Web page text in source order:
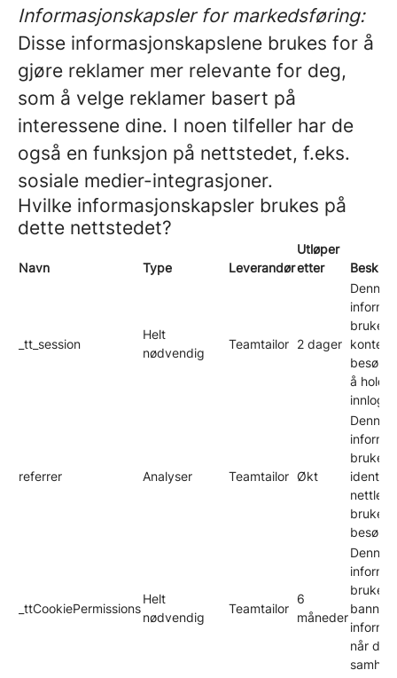
Informasjonskapsler for markedsføring:
Disse informasjonskapslene brukes for å
gjøre reklamer mer relevante for deg,
som å velge reklamer basert på
interessene dine. I noen tilfeller har de
også en funksjon på nettstedet, f.eks.
sosiale medier-integrasjoner.
Hvilke informasjonskapsler brukes på
dette nettstedet?
Navn Type Leverandør
Utløper
etter
_tt_session
Helt
nødvendig
Teamtailor 2 dager
Denne
brukes
å holde
referrer Analyser Teamtailor Økt
Denne
brukes
brukes
_ttCookiePermissions
Helt
nødvendig
Teamtailor
6
måneder
Denne
brukes
når du